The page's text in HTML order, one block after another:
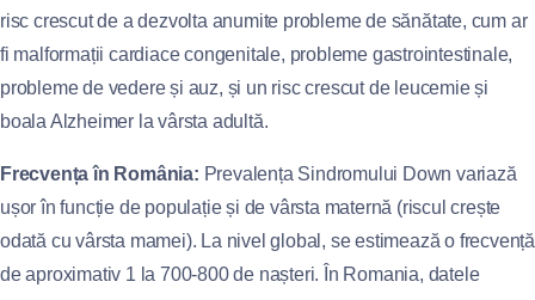
risc crescut de a dezvolta anumite probleme de sănătate, cum ar
fi malformații cardiace congenitale, probleme gastrointestinale,
probleme de vedere și auz, și un risc crescut de leucemie și
boala Alzheimer la vârsta adultă.
Frecvența în România: Prevalența Sindromului Down variază
ușor în funcție de populație și de vârsta maternă (riscul crește
odată cu vârsta mamei). La nivel global, se estimează o frecvență
de aproximativ 1 la 700-800 de nașteri. În Romania, datele